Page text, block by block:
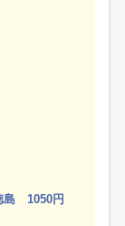
島 1050円